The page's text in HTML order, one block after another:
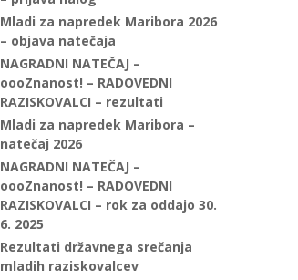
Mladi za napredek Maribora 2026
– objava natečaja
NAGRADNI NATEČAJ –
oooZnanost! – RADOVEDNI
RAZISKOVALCI – rezultati
Mladi za napredek Maribora –
natečaj 2026
NAGRADNI NATEČAJ –
oooZnanost! – RADOVEDNI
RAZISKOVALCI – rok za oddajo 30.
6. 2025
Rezultati državnega srečanja
mladih raziskovalcev